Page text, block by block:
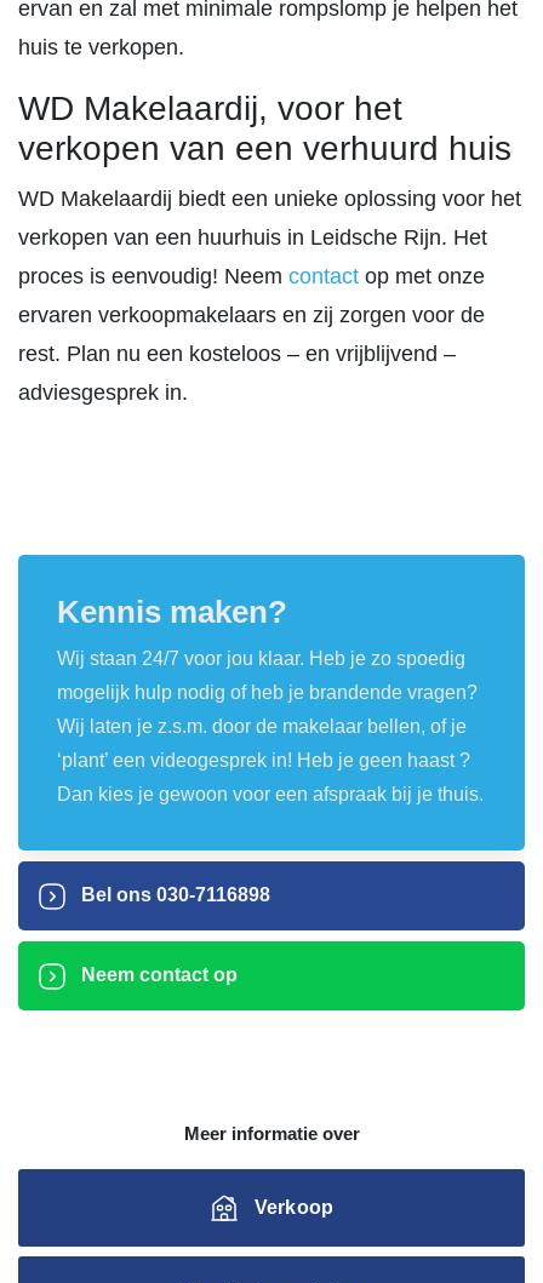
ervan en zal met minimale rompslomp je helpen het
huis te verkopen.
WD Makelaardij, voor het
verkopen van een verhuurd huis
WD Makelaardij biedt een unieke oplossing voor het
verkopen van een huurhuis in Leidsche Rijn. Het
proces is eenvoudig! Neem contact op met onze
ervaren verkoopmakelaars en zij zorgen voor de
rest. Plan nu een kosteloos – en vrijblijvend –
adviesgesprek in.
Kennis maken?
Wij staan 24/7 voor jou klaar. Heb je zo spoedig
mogelijk hulp nodig of heb je brandende vragen?
Wij laten je z.s.m. door de makelaar bellen, of je
‘plant’ een videogesprek in! Heb je geen haast ?
Dan kies je gewoon voor een afspraak bij je thuis.
Bel ons 030-7116898
Neem contact op
Meer informatie over
Verkoop